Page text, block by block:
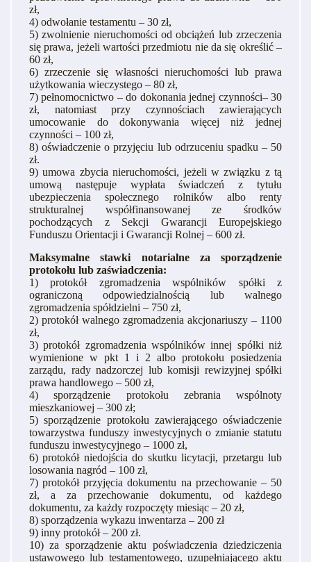
zł,
4) odwołanie testamentu – 30 zł,
5) zwolnienie nieruchomości od obciążeń lub zrzeczenia
się prawa, jeżeli wartości przedmiotu nie da się określić –
60 zł,
6) zrzeczenie się własności nieruchomości lub prawa
użytkowania wieczystego – 80 zł,
7) pełnomocnictwo – do dokonania jednej czynności– 30
zł, natomiast przy czynnościach zawierających
umocowanie do dokonywania więcej niż jednej
czynności – 100 zł,
8) oświadczenie o przyjęciu lub odrzuceniu spadku – 50
zł.
9) umowa zbycia nieruchomości, jeżeli w związku z tą
umową następuje wypłata świadczeń z tytułu
ubezpieczenia społecznego rolników albo renty
strukturalnej współfinansowanej ze środków
pochodzących z Sekcji Gwarancji Europejskiego
Funduszu Orientacji i Gwarancji Rolnej – 600 zł.
Maksymalne stawki notarialne za sporządzenie
protokołu lub zaświadczenia:
1) protokół zgromadzenia wspólników spółki z
ograniczoną odpowiedzialnością lub walnego
zgromadzenia spółdzielni – 750 zł,
2) protokół walnego zgromadzenia akcjonariuszy – 1100
zł,
3) protokół zgromadzenia wspólników innej spółki niż
wymienione w pkt 1 i 2 albo protokołu posiedzenia
zarządu, rady nadzorczej lub komisji rewizyjnej spółki
prawa handlowego – 500 zł,
4) sporządzenie protokołu zebrania wspólnoty
mieszkaniowej – 300 zł;
5) sporządzenie protokołu zawierającego oświadczenie
towarzystwa funduszy inwestycyjnych o zmianie statutu
funduszu inwestycyjnego – 1000 zł,
6) protokół niedojścia do skutku licytacji, przetargu lub
losowania nagród – 100 zł,
7) protokół przyjęcia dokumentu na przechowanie – 50
zł, a za przechowanie dokumentu, od każdego
dokumentu, za każdy rozpoczęty miesiąc – 20 zł,
8) sporządzenia wykazu inwentarza – 200 zł
9) inny protokół – 200 zł.
10) za sporządzenie aktu poświadczenia dziedziczenia
ustawowego lub testamentowego, uzupełniającego aktu